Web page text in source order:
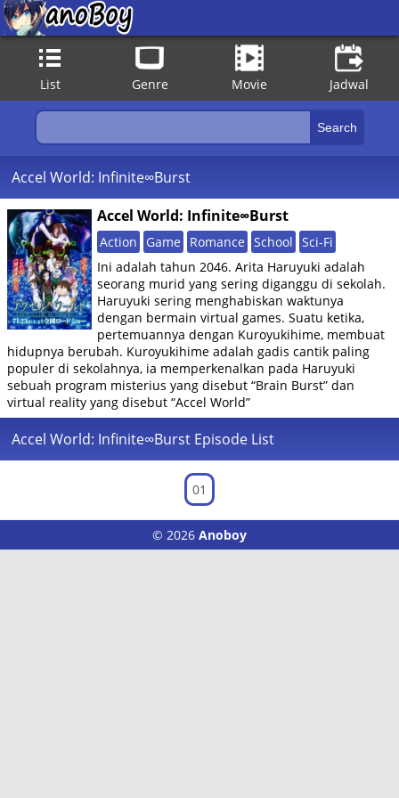
List Genre Movie Jadwal
Accel World: Infinite∞Burst
Accel World: Infinite∞Burst
Action Game Romance School Sci-Fi
Ini adalah tahun 2046. Arita Haruyuki adalah
seorang murid yang sering diganggu di sekolah.
Haruyuki sering menghabiskan waktunya
dengan bermain virtual games. Suatu ketika,
pertemuannya dengan Kuroyukihime, membuat
hidupnya berubah. Kuroyukihime adalah gadis cantik paling
populer di sekolahnya, ia memperkenalkan pada Haruyuki
sebuah program misterius yang disebut “Brain Burst” dan
virtual reality yang disebut “Accel World”
Accel World: Infinite∞Burst Episode List
01
© 2026 Anoboy